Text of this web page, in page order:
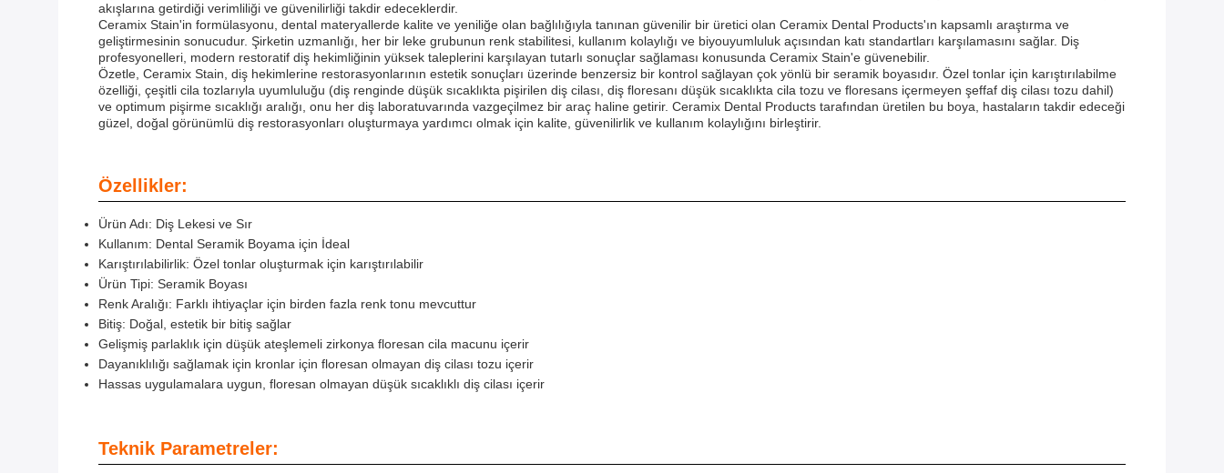
akışlarına getirdiği verimliliği ve güvenilirliği takdir edeceklerdir.
Ceramix Stain'in formülasyonu, dental materyallerde kalite ve yeniliğe olan bağlılığıyla tanınan güvenilir bir üretici olan Ceramix Dental Products'ın kapsamlı araştırma ve
geliştirmesinin sonucudur. Şirketin uzmanlığı, her bir leke grubunun renk stabilitesi, kullanım kolaylığı ve biyouyumluluk açısından katı standartları karşılamasını sağlar. Diş
profesyonelleri, modern restoratif diş hekimliğinin yüksek taleplerini karşılayan tutarlı sonuçlar sağlaması konusunda Ceramix Stain'e güvenebilir.
Özetle, Ceramix Stain, diş hekimlerine restorasyonlarının estetik sonuçları üzerinde benzersiz bir kontrol sağlayan çok yönlü bir seramik boyasıdır. Özel tonlar için karıştırılabilme
özelliği, çeşitli cila tozlarıyla uyumluluğu (diş renginde düşük sıcaklıkta pişirilen diş cilası, diş floresanı düşük sıcaklıkta cila tozu ve floresans içermeyen şeffaf diş cilası tozu dahil)
ve optimum pişirme sıcaklığı aralığı, onu her diş laboratuvarında vazgeçilmez bir araç haline getirir. Ceramix Dental Products tarafından üretilen bu boya, hastaların takdir edeceği
güzel, doğal görünümlü diş restorasyonları oluşturmaya yardımcı olmak için kalite, güvenilirlik ve kullanım kolaylığını birleştirir.
Özellikler:
Ürün Adı: Diş Lekesi ve Sır
Kullanım: Dental Seramik Boyama için İdeal
Karıştırılabilirlik: Özel tonlar oluşturmak için karıştırılabilir
Ürün Tipi: Seramik Boyası
Renk Aralığı: Farklı ihtiyaçlar için birden fazla renk tonu mevcuttur
Bitiş: Doğal, estetik bir bitiş sağlar
Gelişmiş parlaklık için düşük ateşlemeli zirkonya floresan cila macunu içerir
Dayanıklılığı sağlamak için kronlar için floresan olmayan diş cilası tozu içerir
Hassas uygulamalara uygun, floresan olmayan düşük sıcaklıklı diş cilası içerir
Teknik Parametreler: